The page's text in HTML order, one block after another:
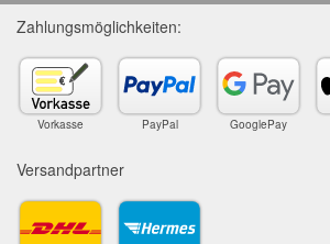
Zahlungsmöglichkeiten:
Vorkasse PayPal GooglePay
Versandpartner